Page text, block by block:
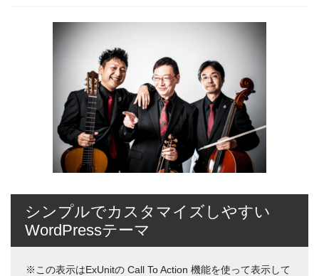
シンプルでカスタマイズしやすい
WordPressテーマ
※この表示はExUnitの Call To Action 機能を使って表示して